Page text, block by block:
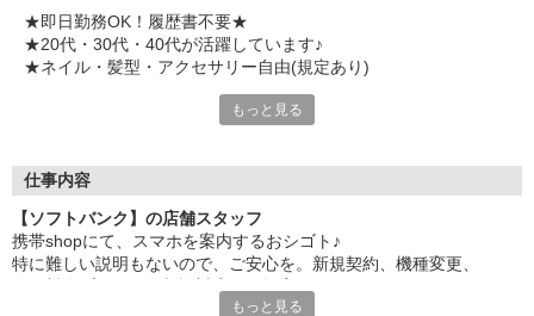
お友達を紹介頂くと,
インセンティブ支給(規定有)
゜・。○。・゜+゜・。○。・゜+゜
★即日勤務OK！履歴書不要★
★20代・30代・40代が活躍しています♪
★ネイル・髪型・アクセサリー自由(規定あり)
各キャリアの新機種が特別価格で購入OK！！
特別割引価格でご利用可能☆
お得に過ごしたいあなたの味方です♪
【選べるお仕事いろいろ】
もっと見る
仕事内容
【ソフトバンク】の店舗スタッフ
携帯shopにて、スマホを案内するおシゴト♪
特に難しい説明もないので、ご安心を。新規契約、機種変更、
もっと見る